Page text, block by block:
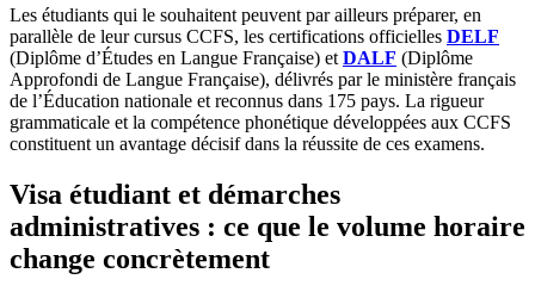
Les étudiants qui le souhaitent peuvent par ailleurs préparer, en
parallèle de leur cursus CCFS, les certifications officielles DELF
(Diplôme d’Études en Langue Française) et DALF (Diplôme
Approfondi de Langue Française), délivrés par le ministère français
de l’Éducation nationale et reconnus dans 175 pays. La rigueur
grammaticale et la compétence phonétique développées aux CCFS
constituent un avantage décisif dans la réussite de ces examens.
Visa étudiant et démarches
administratives : ce que le volume horaire
change concrètement